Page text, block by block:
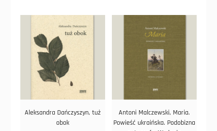
Aleksandra Dańczyszyn, tuż
obok
Antoni Malczewski, Maria.
Powieść ukraińska. Podobizna